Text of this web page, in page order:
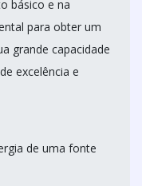
básico e na
para obter um
grande capacidade
excelência e
de uma fonte